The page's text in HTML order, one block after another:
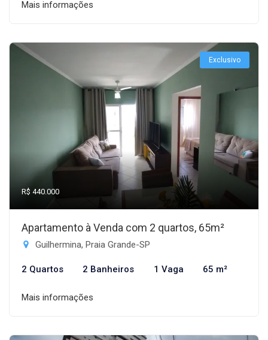
Mais informações
Exclusivo
R$ 440.000
Apartamento à Venda com 2 quartos, 65m²
Guilhermina, Praia Grande-SP
2 Quartos 2 Banheiros 1 Vaga 65 m²
Mais informações